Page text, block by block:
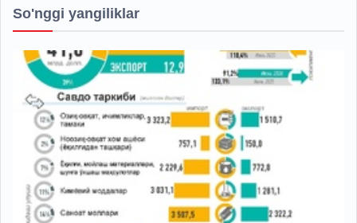
So'nggi yangiliklar